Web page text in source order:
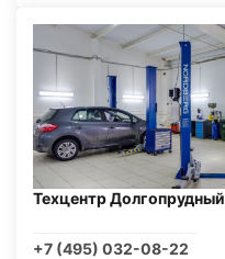
Техцентр Долгопрудный
+7 (495) 032-08-22